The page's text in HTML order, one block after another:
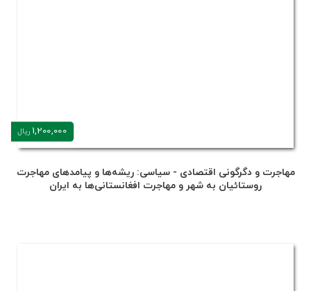
1,200,000 ریال
مهاجرت و دگرگونی اقتصادی - سیاسی: ریشه‌ها و پیامدهای مهاجرت
روستائیان به شهر و مهاجرت افغانستانی‌ها به ایران